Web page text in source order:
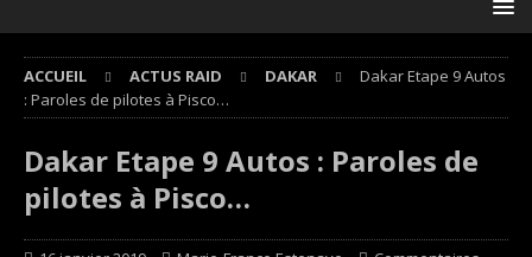
ACCUEIL ACTUS RAID DAKAR
Dakar Etape 9 Autos
: Paroles de pilotes à Pisco…
Dakar Etape 9 Autos : Paroles de
pilotes à Pisco…